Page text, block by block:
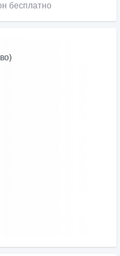
бесплатно